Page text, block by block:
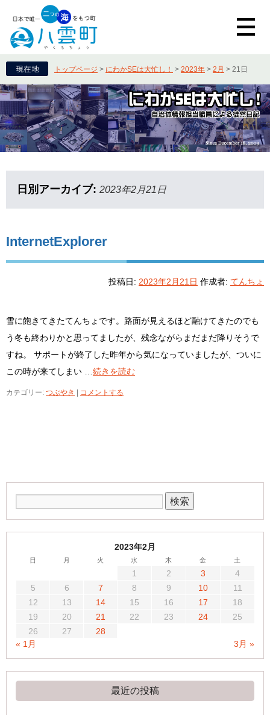
トップページ > にわかSEは大忙し！ > 2023年 > 2月 > 21日
日別アーカイブ: 2023年2月21日
InternetExplorer
投稿日: 2023年2月21日 作成者: てんちょ
雪に飽きてきたてんちょです。路面が見えるほど融けてきたのでも
う冬も終わりかと思ってましたが、残念ながらまだまだ降りそうで
すね。 サポートが終了した昨年から気になっていましたが、ついに
この時が来てしまい … 続きを読む
カテゴリー: つぶやき コメントする
2023年2月
日 月 火 水 木 金 土
1 2 3
4
5
6 7 8 9 10
11
12
13 14 15 16 17
18
19
20 21 22 23 24
25
26
27
28
« 1月
3月 »
最近の投稿